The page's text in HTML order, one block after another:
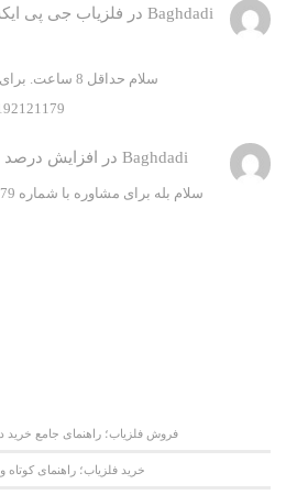
Baghdadi در
سلام حداقل 8
09192121179 تماس حاصل
Baghdadi در افزایش درصد
فروش فلزیاب؛ راهنمای جامع خرید
خرید فلزیاب؛ راهنمای